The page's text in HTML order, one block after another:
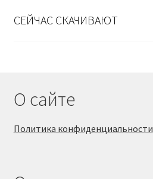
СЕЙЧАС СКАЧИВАЮТ
О сайте
Политика конфиденциальности